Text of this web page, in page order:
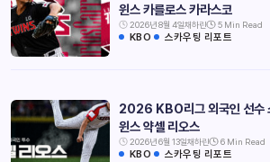
윈스 카를로스 카라스코
2026년 8월 4일채하린 5 Min Read
KBO 스카우팅 리포트
2026 KBO리그 외국인 선수
윈스 약셀 리오스
2026년 6월 13일채하린 6 Min Read
KBO 스카우팅 리포트